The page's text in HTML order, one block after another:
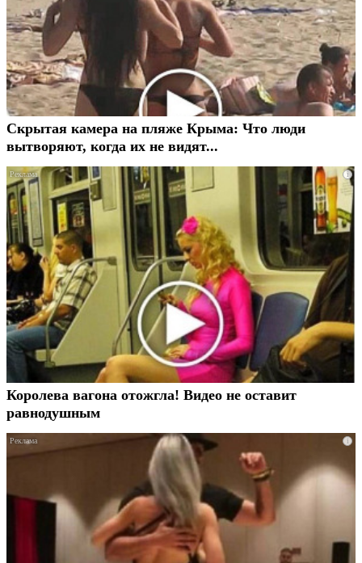
Скрытая камера на пляже Крыма: Что люди
вытворяют, когда их не видят...
i
Королева вагона отожгла! Видео не оставит
равнодушным
i